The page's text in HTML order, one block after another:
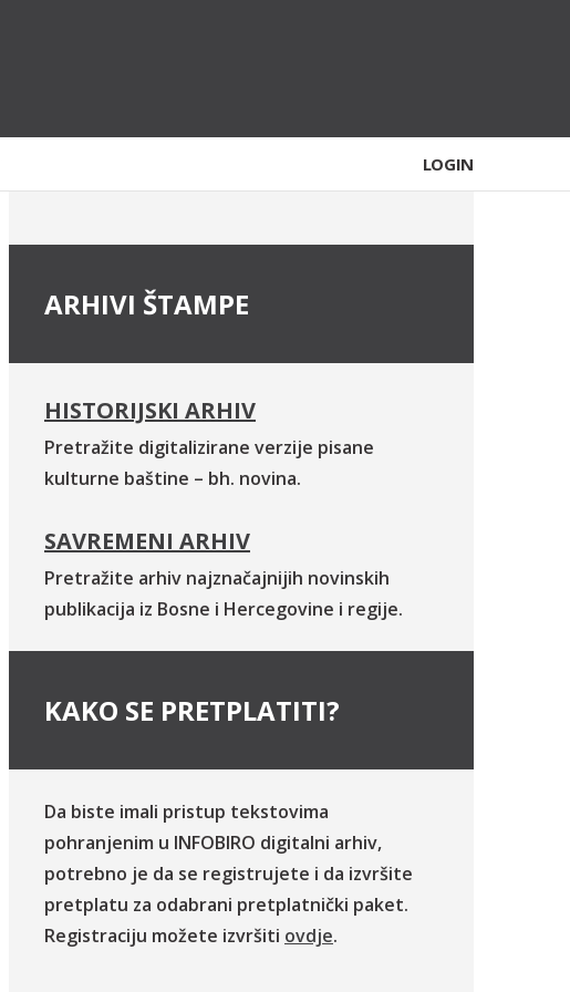
LOGIN
ARHIVI ŠTAMPE
HISTORIJSKI ARHIV
Pretražite digitalizirane verzije pisane
kulturne baštine – bh. novina.
SAVREMENI ARHIV
Pretražite arhiv najznačajnijih novinskih
publikacija iz Bosne i Hercegovine i regije.
KAKO SE PRETPLATITI?
Da biste imali pristup tekstovima
pohranjenim u INFOBIRO digitalni arhiv,
potrebno je da se registrujete i da izvršite
pretplatu za odabrani pretplatnički paket.
Registraciju možete izvršiti ovdje.